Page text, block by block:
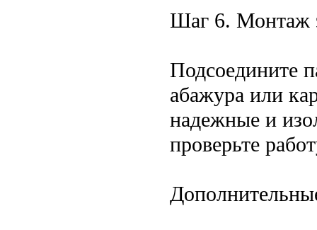
Шаг 6. Монтаж
Подсоедините
абажура или
надежные и
проверьте